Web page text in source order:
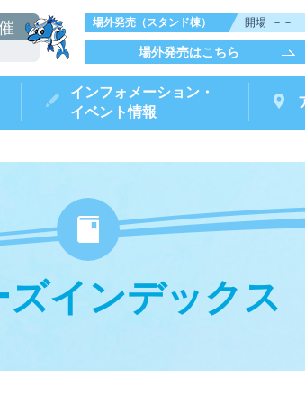
場外発売（スタンド棟） 開場 －－
場外発売はこちら
出走表・前日予想PDF
モーター
前検タイム
出目データ 水面特性・進入
インフォメーション・
イベント情報
ボートレースチケットショップ
唐津ミニット
ボートレースチ
オラレ
電話情報
からつキャッ
ポイント
ズインデックス